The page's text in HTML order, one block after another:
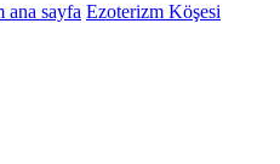
ana sayfa Ezoterizm Köşesi